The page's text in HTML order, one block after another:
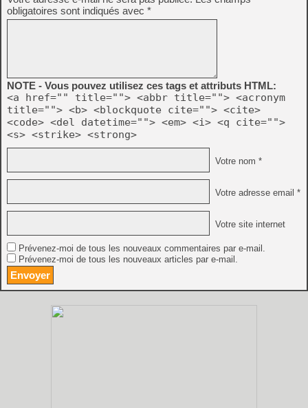
obligatoires sont indiqués avec *
NOTE - Vous pouvez utilisez ces tags et attributs HTML:
<a href="" title=""> <abbr title=""> <acronym
title=""> <b> <blockquote cite=""> <cite>
<code> <del datetime=""> <em> <i> <q cite="">
<s> <strike> <strong>
Votre nom *
Votre adresse email *
Votre site internet
Prévenez-moi de tous les nouveaux commentaires par e-mail.
Prévenez-moi de tous les nouveaux articles par e-mail.